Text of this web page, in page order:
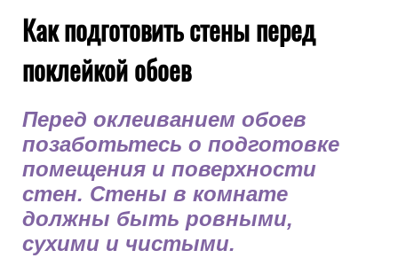
Как подготовить стены перед
поклейкой обоев
Перед оклеиванием обоев
позаботьтесь о подготовке
помещения и поверхности
стен. Стены в комнате
должны быть ровными,
сухими и чистыми.